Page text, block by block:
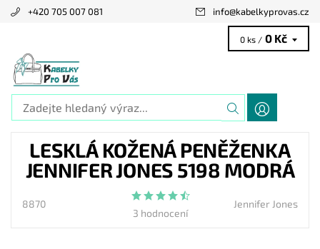
+420 705 007 081 info@kabelkyprovas.cz
0 ks / 0 Kč
LESKLÁ KOŽENÁ PENĚŽENKA
JENNIFER JONES 5198 MODRÁ
8870
3 hodnocení
Jennifer Jones